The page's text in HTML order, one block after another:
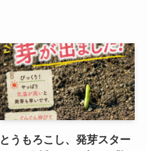
とうもろこし、発芽スター